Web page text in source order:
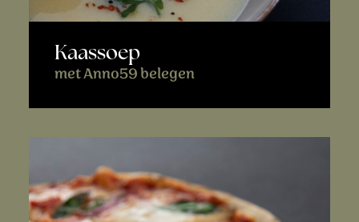
Kaassoep
met Anno59 belegen